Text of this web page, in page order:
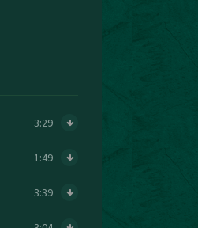
3:29
1:49
3:39